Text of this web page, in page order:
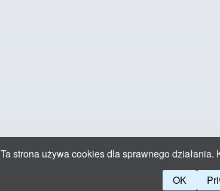
Ta strona używa cookies dla sprawnego
OK